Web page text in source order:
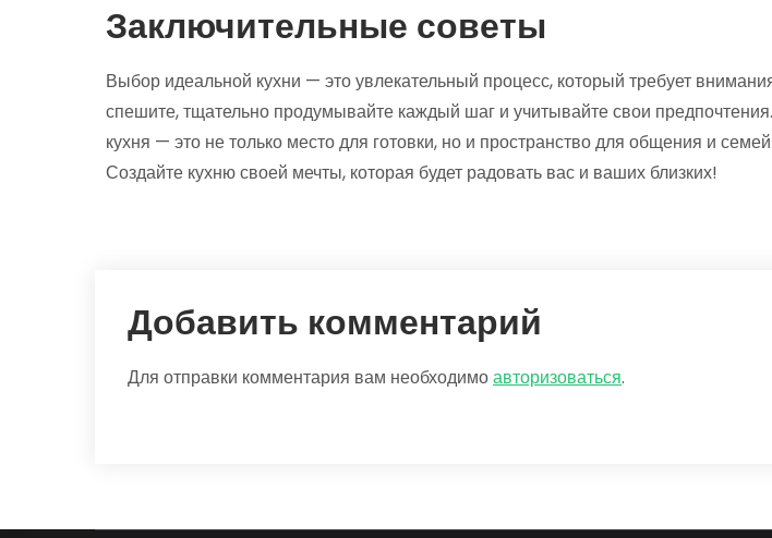
Заключительные советы
Выбор идеальной кухни — это увлекательный процесс, который требует
спешите, тщательно продумывайте каждый шаг и учитывайте свои
кухня — это не только место для готовки, но и пространство для общения и
Создайте кухню своей мечты, которая будет радовать вас и ваших близких!
Добавить комментарий
Для отправки комментария вам необходимоавторизоваться.